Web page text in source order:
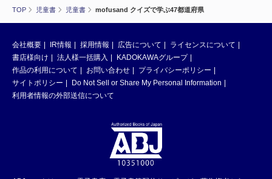
TOP 児童書 児童書 mofusand クイズで学ぶ47都道府県
会社概要 IR情報 採用情報 広告について
ライセンスについて
書店様向け
法人様一括購入
KADOKAWAグループ
作品の利用について
お問い合わせ
プライバシーポリシー
サイトポリシー
Do Not Sell or Share My Personal Information
利用者情報の外部送信について